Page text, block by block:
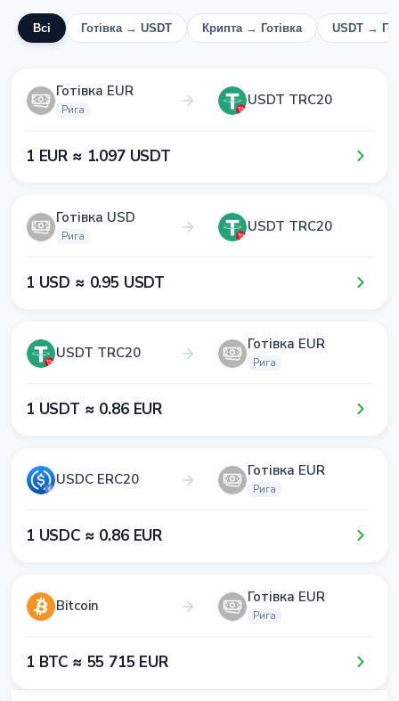
Всі Готівка → USDT Крипта → Готівка USDT →
Готівка EUR
Рига
USDT TRC20
1​ EUR ≈ 1​.0​9​7​ USDT
Готівка USD
Рига
USDT TRC20
1​ USD ≈ 0​.9​5​ USDT
USDT TRC20 Готівка EUR
Рига
1​ USDT ≈ 0​.8​6​ EUR
USDC ERC20 Готівка EUR
Рига
1​ USDC ≈ 0​.8​6​ EUR
Bitcoin Готівка EUR
Рига
1​ BTC ≈ 5​5​ 7​1​5​ EUR